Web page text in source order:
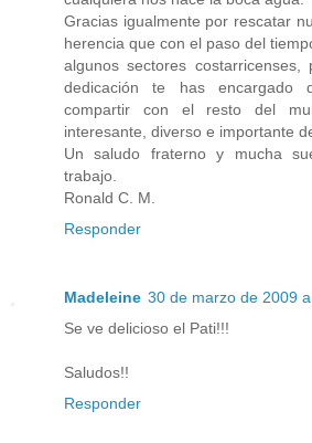
Gracias igualmente por rescatar
herencia que con el paso del
algunos sectores
dedicación te has encargado
compartir con el resto del
interesante, diverso e importante
Un saludo fraterno y mucha
trabajo.
Ronald C. M.
Responder
Madeleine 30 de marzo de 2009
Se ve delicioso el Pati!!!
Saludos!!
Responder